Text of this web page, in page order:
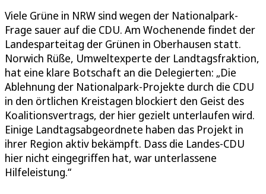
Viele Grüne in NRW sind wegen der Nationalpark-
Frage sauer auf die CDU. Am Wochenende findet der
Landesparteitag der Grünen in Oberhausen statt.
Norwich Rüße, Umweltexperte der Landtagsfraktion,
hat eine klare Botschaft an die Delegierten: „Die
Ablehnung der Nationalpark-Projekte durch die CDU
in den örtlichen Kreistagen blockiert den Geist des
Koalitionsvertrags, der hier gezielt unterlaufen wird.
Einige Landtagsabgeordnete haben das Projekt in
ihrer Region aktiv bekämpft. Dass die Landes-CDU
hier nicht eingegriffen hat, war unterlassene
Hilfeleistung.“